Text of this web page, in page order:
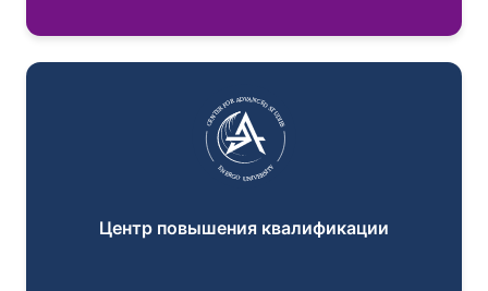
Центр повышения квалификации